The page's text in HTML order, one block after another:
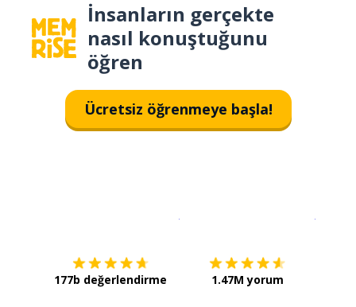
İnsanların gerçekte
nasıl konuştuğunu
öğren
Ücretsiz öğrenmeye başla!
177b değerlendirme 1.47M yorum